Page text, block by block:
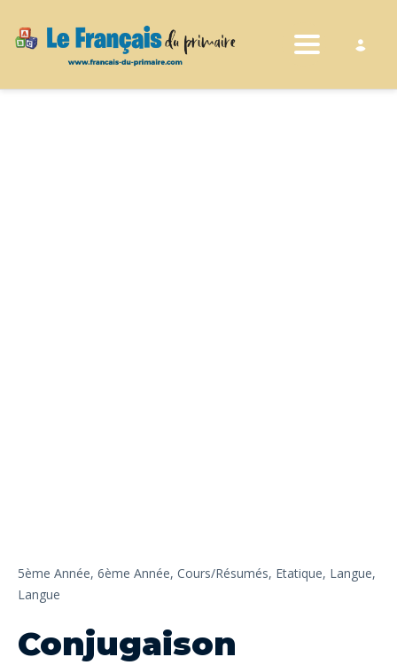
Toggle
5ème Année, 6ème Année, Cours/Résumés, Etatique, Langue,
Langue
Conjugaison